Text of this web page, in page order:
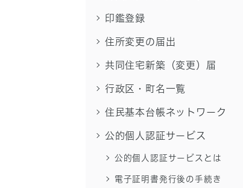
印鑑登録
住所変更の届出
共同住宅新築（変更）届
行政区・町名一覧
住民基本台帳ネットワーク
公的個人認証サービス
公的個人認証サービスとは
電子証明書発行後の手続き